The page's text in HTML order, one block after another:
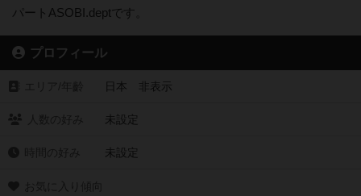
パートASOBI.deptです。
プロフィール
日本 非表示
未設定
未設定